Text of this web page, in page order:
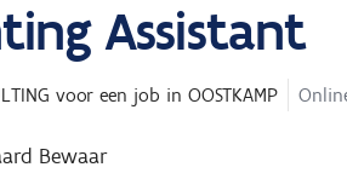
Assistant
voor een job in OOSTKAMP
Bewaar